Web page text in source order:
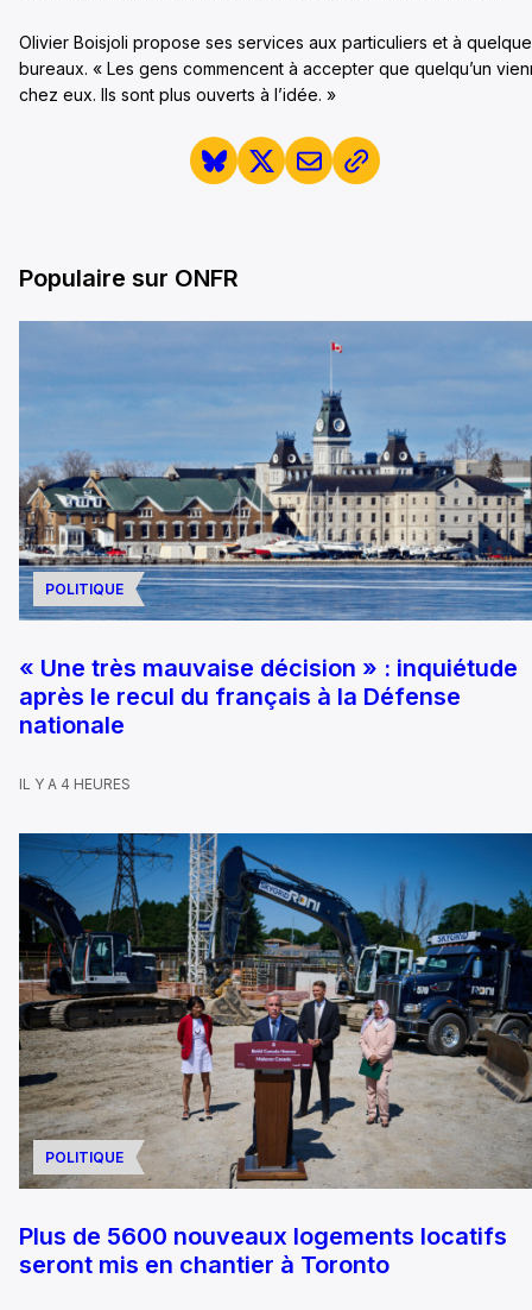
Olivier Boisjoli propose ses services aux particuliers et à
bureaux. « Les gens commencent à accepter que quelqu’un
chez eux. Ils sont plus ouverts à l’idée. »
Populaire sur ONFR
POLITIQUE
« Une très mauvaise décision » : inquiétude
après le recul du français à la Défense
nationale
IL Y A 4 HEURES
POLITIQUE
Plus de 5600 nouveaux logements locatifs
seront mis en chantier à Toronto